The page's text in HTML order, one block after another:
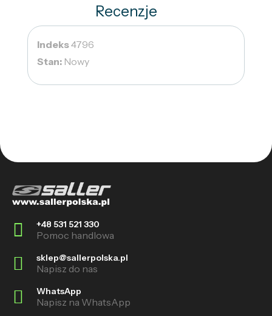
Recenzje
Indeks4796
Stan: Nowy
+48 531 521 330
Pomoc handlowa
sklep@sallerpolska.pl
Napisz do nas
WhatsApp
Napisz na WhatsApp